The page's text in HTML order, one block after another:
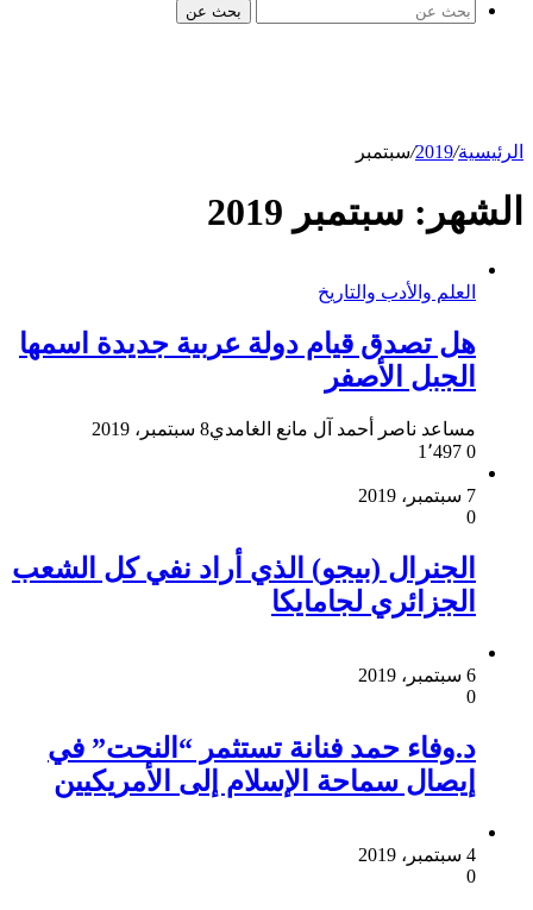
بحث عن
الرئيسية/
2019
/سبتمبر
الشهر: سبتمبر 2019
العلم والأدب والتاريخ
هل تصدق قيام دولة عربية جديدة اسمها
الجبل الأصفر
مساعد ناصر أحمد آل مانع الغامدي8 سبتمبر، 2019
0
7 سبتمبر، 2019
0
الجنرال (بيجو) الذي أراد نفي كل الشعب
الجزائري لجامايكا
6 سبتمبر، 2019
0
د.وفاء حمد فنانة تستثمر “النحت” في
إيصال سماحة الإسلام إلى الأمريكيين
4 سبتمبر، 2019
0